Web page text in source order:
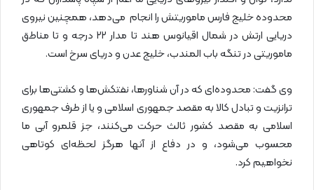
محدوده خلیج فارس ماموریتش را انجام می‌دهد، همچنین نیروی
دریایی ارتش در شمال اقیانوس هند تا مدار ۲۲ درجه و تا مناطق
ماموریتی در تنگه باب المندب، خلیج عدن و دریای سرخ است.
وی گفت: محدوده‌ای که در آن شناورها، نفتکش‌ها و کشتی‌ها برای
ترانزیت و تبادل کالا به مقصد جمهوری اسلامی و یا از طرف جمهوری
اسلامی به مقصد کشور ثالث حرکت می‌کنند، جز قلمرو آبی ما
محسوب می‌شود، و در دفاع از آنها هرگز لحظه‌ای کوتاهی
نخواهیم کرد.